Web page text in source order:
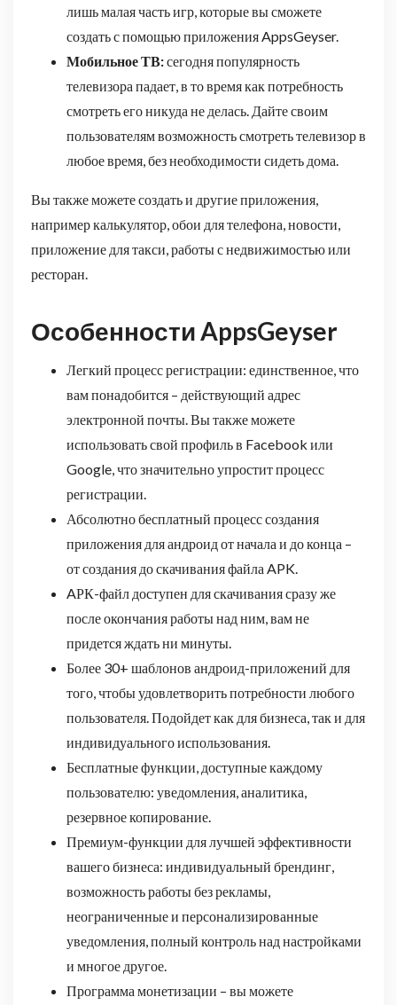
лишь малая часть игр, которые вы сможете
создать с помощью приложения AppsGeyser.
Мобильное ТВ:сегодня популярность
телевизора падает, в то время как потребность
смотреть его никуда не делась. Дайте своим
пользователям возможность смотреть телевизор в
любое время, без необходимости сидеть дома.
Вы также можете создать и другие приложения,
например калькулятор, обои для телефона, новости,
приложение для такси, работы с недвижимостью или
ресторан.
Особенности AppsGeyser
Легкий процесс регистрации: единственное, что
вам понадобится – действующий адрес
электронной почты. Вы также можете
использовать свой профиль в Facebook или
Google, что значительно упростит процесс
регистрации.
Абсолютно бесплатный процесс создания
приложения для андроид от начала и до конца –
от создания до скачивания файла APK.
AРК-файл доступен для скачивания сразу же
после окончания работы над ним, вам не
придется ждать ни минуты.
Более 30+ шаблонов андроид-приложений для
того, чтобы удовлетворить потребности любого
пользователя. Подойдет как для бизнеса, так и для
индивидуального использования.
Бесплатные функции, доступные каждому
пользователю: уведомления, аналитика,
резервное копирование.
Премиум-функции для лучшей эффективности
вашего бизнеса: индивидуальный брендинг,
возможность работы без рекламы,
неограниченные и персонализированные
уведомления, полный контроль над настройками
и многое другое.
Программа монетизации – вы можете